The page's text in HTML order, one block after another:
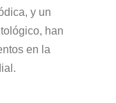
y un
han
en la